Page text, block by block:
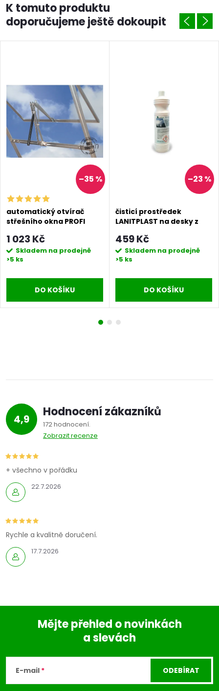
K tomuto produktu
doporučujeme ještě dokoupit
–35 %
automatický otvírač
střešního okna PROFI
1 023 Kč
Skladem na prodejně
>5 ks
DO KOŠÍKU
–23 %
čisticí prostředek
LANITPLAST na desky z
459 Kč
Skladem na prodejně
>5 ks
DO KOŠÍKU
4,9 Hodnocení zákazníků
172 hodnocení
Zobrazit recenze
22.7.2026
+ všechno v pořádku
17.7.2026
Rychle a kvalitně doručení.
Mějte přehled o novinkách
a slevách
E-mail ODEBÍRAT